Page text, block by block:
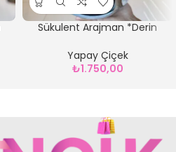
Sükulent Arajman *Derin
Yapay Çiçek
₺1.750,00